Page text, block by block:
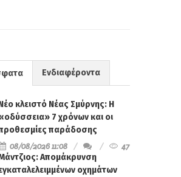
Ενδιαφέροντα
κλειστό Νέας Σμύρνης: Η
7 χρόνων και οι
παράδοσης
08/08/2026 11:08
47
Απομάκρυνση
οχημάτων